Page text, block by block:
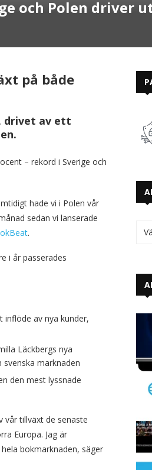
och Polen driver
på både
drivet av ett
hade vi i Polen vår
sedan vi lanserade
.
i år passerades
inflöde av nya kunder,
Läckbergs nya
marknaden
den mest lyssnade
vår tillväxt de senaste
Europa. Jag är
bokmarknaden, säger